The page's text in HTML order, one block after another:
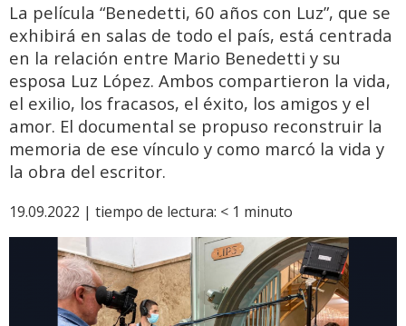
La película “Benedetti, 60 años con Luz”, que se
exhibirá en salas de todo el país, está centrada
en la relación entre Mario Benedetti y su
esposa Luz López. Ambos compartieron la vida,
el exilio, los fracasos, el éxito, los amigos y el
amor. El documental se propuso reconstruir la
memoria de ese vínculo y como marcó la vida y
la obra del escritor.
19.09.2022 | tiempo de lectura: < 1 minuto